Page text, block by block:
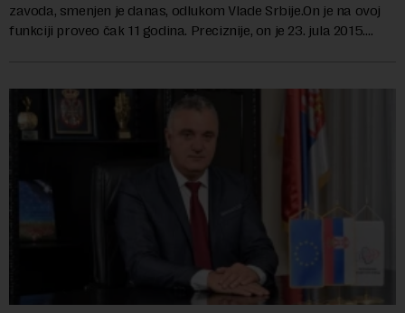
zavoda, smenjen je danas, odlukom Vlade Srbije.On je na ovoj
funkciji proveo čak 11 godina. Preciznije, on je 23. jula 2015.